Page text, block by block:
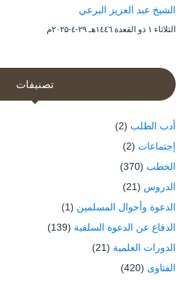
الشيخ عبد العزيز البرعي
الثلاثاء ۱ ذو القعدة ۱٤٤٦هـ ۲۹-٤-۲۰۲۵م
تصنيفات
أدب الطلب (2)
إجتماعات (2)
الخطب (370)
الدروس (21)
الدعوة وأحوال المسلمين (1)
الدفاع عن الدعوة السلفية (139)
الدورات العلمية (21)
الفتاوى (420)